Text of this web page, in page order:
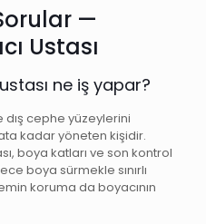
—
Ustası
ne iş yapar?
dış cephe yüzeylerini
kadar yöneten kişidir.
boya katları ve son kontrol
boya sürmekle sınırlı
koruma da boyacının